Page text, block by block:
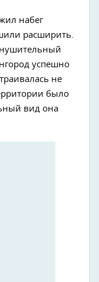
набег
расширить.
успешно
не
было
вид она